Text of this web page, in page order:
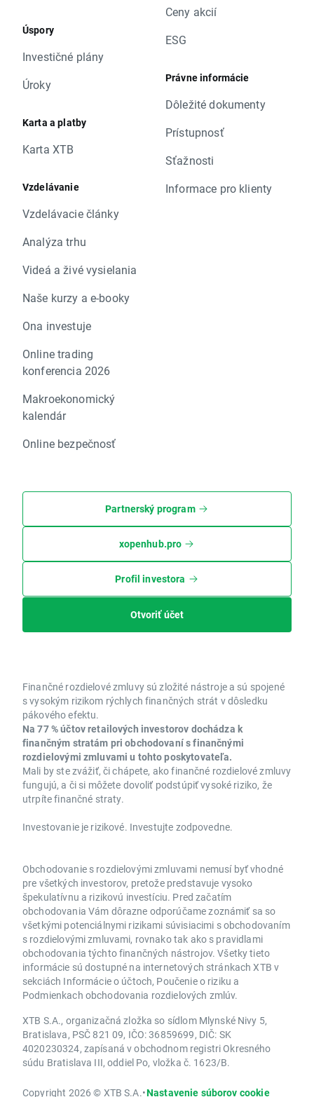
Úspory
Investičné plány
Úroky
Karta a platby
Karta XTB
Vzdelávanie
Vzdelávacie články
Analýza trhu
Videá a živé vysielania
Naše kurzy a e-booky
Ona investuje
Online trading
konferencia 2026
Makroekonomický
kalendár
Online bezpečnosť
Ceny akcií
ESG
Právne informácie
Dôležité dokumenty
Prístupnosť
Sťažnosti
Informace pro klienty
Partnerský program
xopenhub.pro
Profil investora
Otvoriť účet
Finančné rozdielové zmluvy sú zložité nástroje a sú spojené
s vysokým rizikom rýchlych finančných strát v dôsledku
pákového efektu.
Na 77 % účtov retailových investorov dochádza k
finančným stratám pri obchodovaní s finančnými
rozdielovými zmluvami u tohto poskytovateľa.
Mali by ste zvážiť, či chápete, ako finančné rozdielové zmluvy
fungujú, a či si môžete dovoliť podstúpiť vysoké riziko, že
utrpíte finančné straty.
Investovanie je rizikové. Investujte zodpovedne.
Obchodovanie s rozdielovými zmluvami nemusí byť vhodné
pre všetkých investorov, pretože predstavuje vysoko
špekulatívnu a rizikovú investíciu. Pred začatím
obchodovania Vám dôrazne odporúčame zoznámiť sa so
všetkými potenciálnymi rizikami súvisiacimi s obchodovaním
s rozdielovými zmluvami, rovnako tak ako s pravidlami
obchodovania týchto finančných nástrojov. Všetky tieto
informácie sú dostupné na internetových stránkach XTB v
sekciách Informácie o účtoch, Poučenie o riziku a
Podmienkach obchodovania rozdielových zmlúv.
XTB S.A., organizačná zložka so sídlom Mlynské Nivy 5,
Bratislava, PSČ 821 09, IČO: 36859699, DIČ: SK
4020230324, zapísaná v obchodnom registri Okresného
súdu Bratislava III, oddiel Po, vložka č. 1623/B.
Copyright 2026 © XTB S.A.•Nastavenie súborov cookie